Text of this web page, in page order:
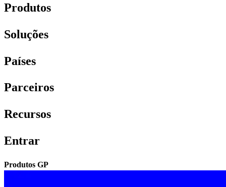
Produtos​​
Soluções​​
Países​​
Parceiros​​
Recursos​​
Entrar​​
Produtos GP​​